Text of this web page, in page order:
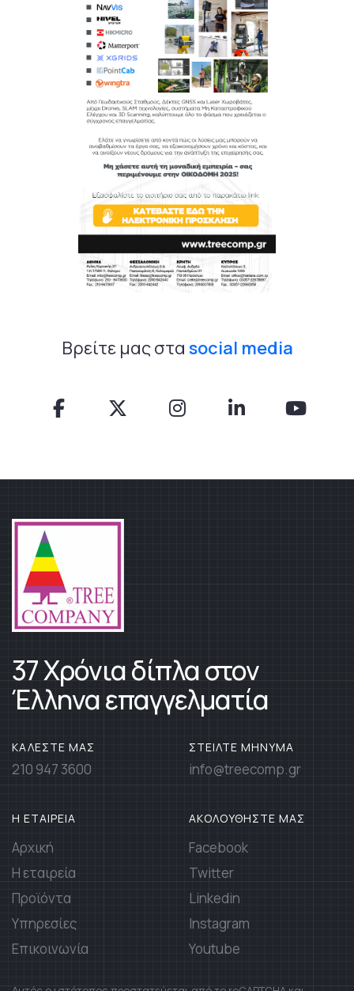
Βρείτε μας στα social media
37 Χρόνια δίπλα στον
Έλληνα επαγγελματία
ΚΑΛΕΣΤΕ ΜΑΣ
210 947 3600
ΣΤΕΙΛΤΕ ΜΗΝΥΜΑ
info@treecomp.gr
Η ΕΤΑΙΡΕΙΑ
Αρχική
Η εταιρεία
Προϊόντα
Υπηρεσίες
Επικοινωνία
ΑΚΟΛΟΥΘΗΣΤΕ ΜΑΣ
Facebook
Twitter
Linkedin
Instagram
Youtube